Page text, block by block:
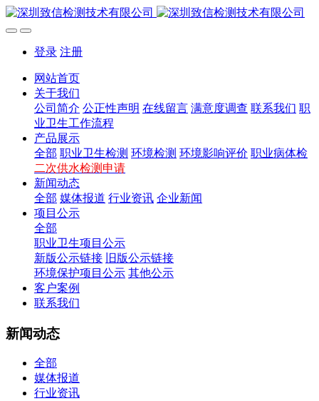
登录 注册
网站首页
关于我们
公司简介 公正性声明 在线留言 满意度调查 联系我们 职
业卫生工作流程
产品展示
全部 职业卫生检测 环境检测 环境影响评价 职业病体检
二次供水检测申请
新闻动态
全部 媒体报道 行业资讯 企业新闻
项目公示
全部
职业卫生项目公示
新版公示链接
旧版公示链接
环境保护项目公示 其他公示
客户案例
联系我们
新闻动态
全部
媒体报道
行业资讯